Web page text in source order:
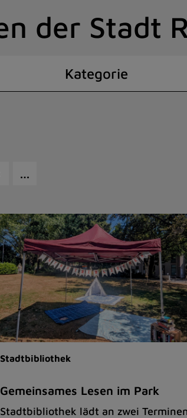
der Stadt
Kategorie
…
Stadtbibliothek
Gemeinsames Lesen im Park
Stadtbibliothek lädt an zwei